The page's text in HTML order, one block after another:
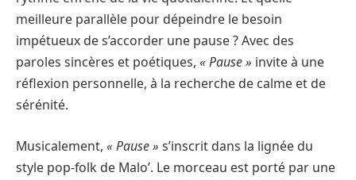
meilleure parallèle pour dépeindre le besoin
impétueux de s’accorder une pause ? Avec des
paroles sincères et poétiques, « Pause » invite à une
réflexion personnelle, à la recherche de calme et de
sérénité.
Musicalement, « Pause » s’inscrit dans la lignée du
style pop-folk de Malo’. Le morceau est porté par une